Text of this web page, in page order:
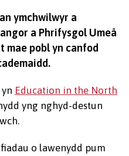
ymchwilwyr a
a Phrifysgol Umeå
mae pobl yn canfod
Education in the North
yng nghyd-destun
o lawenydd pum